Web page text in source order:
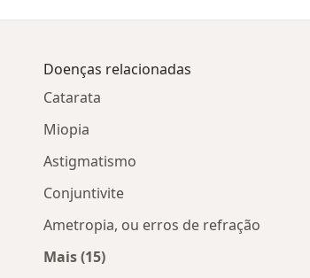
Doenças relacionadas
Catarata
Miopia
Astigmatismo
Conjuntivite
Ametropia, ou erros de refração
Mais (15)